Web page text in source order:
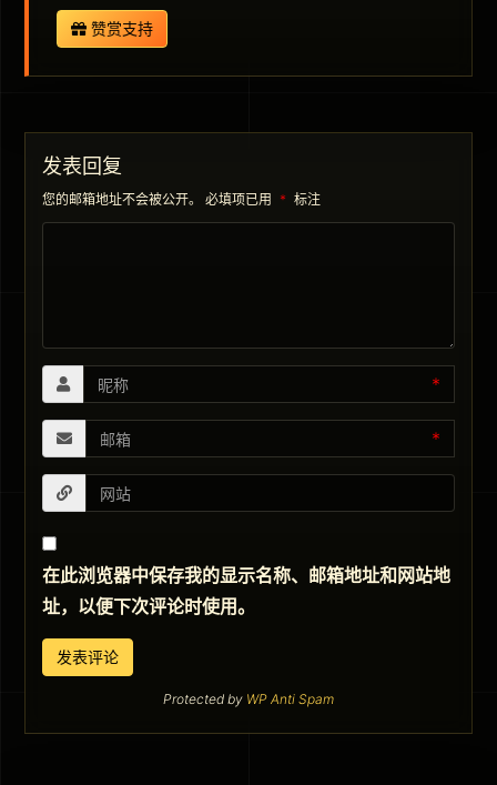
赞赏支持
发表回复
您的邮箱地址不会被公开。 必填项已用 * 标注
*
*
在此浏览器中保存我的显示名称、邮箱地址和网站地
址，以便下次评论时使用。
Protected by WP Anti Spam